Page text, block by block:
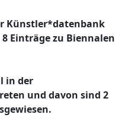
Künstler*datenbank
Einträge zu Biennalen
in der
und davon sind 2